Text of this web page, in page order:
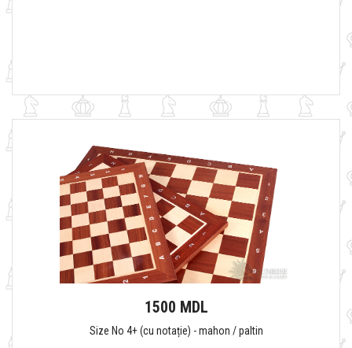
1500 MDL
Size No 4+ (cu notație) - mahon / paltin